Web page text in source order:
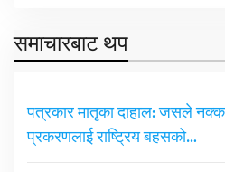
समाचारबाट थप
पत्रकार मातृका दाहाल: जसले
प्रकरणलाई राष्ट्रिय बहसको…